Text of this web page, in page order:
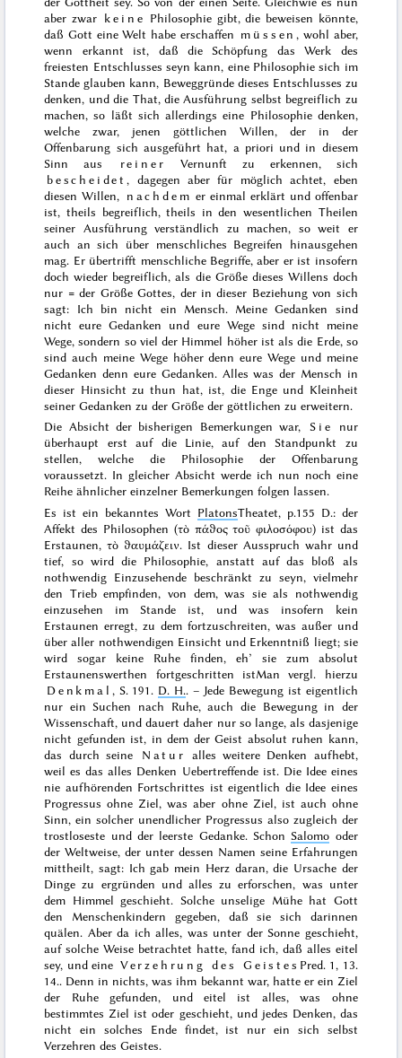
aber zwar keine Philosophie gibt, die beweisen könnte,
daß Gott eine Welt habe erschaffen müssen , wohl aber,
wenn erkannt ist, daß die Schöpfung das Werk des
freiesten Entschlusses seyn kann, eine Philosophie sich im
Stande glauben kann, Beweggründe dieses Entschlusses zu
denken, und die That, die Ausführung selbst begreiflich zu
machen, so läßt sich allerdings eine Philosophie denken,
welche zwar, jenen göttlichen Willen, der in der
Offenbarung sich ausgeführt hat, a priori und in diesem
Sinn aus
reiner
Vernunft zu erkennen, sich
bescheidet , dagegen aber für möglich achtet, eben
diesen Willen,
nachdem er einmal erklärt und offenbar
ist, theils begreiflich, theils in den wesentlichen Theilen
seiner Ausführung verständlich zu machen, so weit er
auch an sich über menschliches Begreifen hinausgehen
mag. Er übertrifft menschliche Begriffe, aber er ist insofern
doch wieder begreiflich, als die Größe dieses Willens doch
nur = der Größe Gottes, der in dieser Beziehung von sich
sagt: Ich bin nicht ein Mensch. Meine Gedanken sind
nicht eure Gedanken und eure Wege sind nicht meine
Wege, sondern so viel der Himmel höher ist als die Erde, so
sind auch meine Wege höher denn eure Wege und meine
Gedanken denn eure Gedanken. Alles was der Mensch in
dieser Hinsicht zu thun hat, ist, die Enge und Kleinheit
seiner Gedanken zu der Größe der göttlichen zu erweitern.
Die Absicht der bisherigen Bemerkungen war,
Sie
nur
überhaupt erst auf die Linie, auf den Standpunkt zu
stellen, welche die Philosophie der Offenbarung
voraussetzt. In gleicher Absicht werde ich nun noch eine
Reihe ähnlicher einzelner Bemerkungen folgen lassen.
Es ist ein bekanntes Wort PlatonsTheatet, p.155 D.: der
Affekt des Philosophen (τὸ πάϑος τοῦ φιλοσόφου) ist das
Erstaunen,τὸ ϑαυμάζειν. Ist dieser Ausspruch wahr und
tief, so wird die Philosophie, anstatt auf das bloß als
nothwendig Einzusehende beschränkt zu seyn, vielmehr
den Trieb empfinden, von dem, was sie als nothwendig
einzusehen im Stande ist, und was insofern kein
Erstaunen erregt, zu dem fortzuschreiten, was außer und
über aller nothwendigen Einsicht und Erkenntniß liegt; sie
wird sogar keine Ruhe finden, eh’ sie zum absolut
Erstaunenswerthen fortgeschritten istMan vergl. hierzu
Denkmal , S. 191. D. H.. – Jede Bewegung ist eigentlich
nur ein Suchen nach Ruhe, auch die Bewegung in der
Wissenschaft, und dauert daher nur so lange, als dasjenige
nicht gefunden ist, in dem der Geist absolut ruhen kann,
das durch seine
Natur
alles weitere Denken aufhebt,
weil es das alles Denken Uebertreffende ist. Die Idee eines
nie aufhörenden Fortschrittes ist eigentlich die Idee eines
Progressus ohne Ziel, was aber ohne Ziel, ist auch ohne
Sinn, ein solcher unendlicher Progressus also zugleich der
trostloseste und der leerste Gedanke. Schon Salomo oder
der Weltweise, der unter dessen Namen seine Erfahrungen
mittheilt, sagt: Ich gab mein Herz daran, die Ursache der
Dinge zu ergründen und alles zu erforschen, was unter
dem Himmel geschieht. Solche unselige Mühe hat Gott
den Menschenkindern gegeben, daß sie sich darinnen
quälen. Aber da ich alles, was unter der Sonne geschieht,
auf solche Weise betrachtet hatte, fand ich, daß alles eitel
sey, und eine Verzehrung des Geistes Pred. 1, 13.
14.. Denn in nichts, was ihm bekannt war, hatte er ein Ziel
der Ruhe gefunden, und eitel ist alles, was ohne
bestimmtes Ziel ist oder geschieht, und jedes Denken, das
nicht ein solches Ende findet, ist nur ein sich selbst
Verzehren des Geistes.